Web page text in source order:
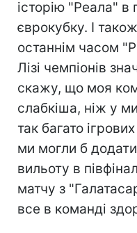
історію "Реала"
єврокубку. І
останнім часом
Лізі чемпіонів
скажу, що моя
слабкіша, ніж у
так багато
ми могли б
вильоту в
матчу з
все в команді